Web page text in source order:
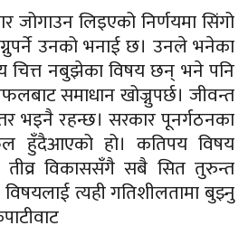
लिइएको निर्णयमा सिंगो
उनको भनाई छ। उनले भनेका
चित्त नबुझेका विषय छन् भने पनि
समाधान खोज्नुपर्छ। जीवन्त
भइनै रहन्छ। सरकार पूनर्गठनका
हुँदैआएको हो। कतिपय विषय
तीव्र विकाससँगै सबै सित तुरुन्त
त्यही गतिशीलतामा बुझ्नु